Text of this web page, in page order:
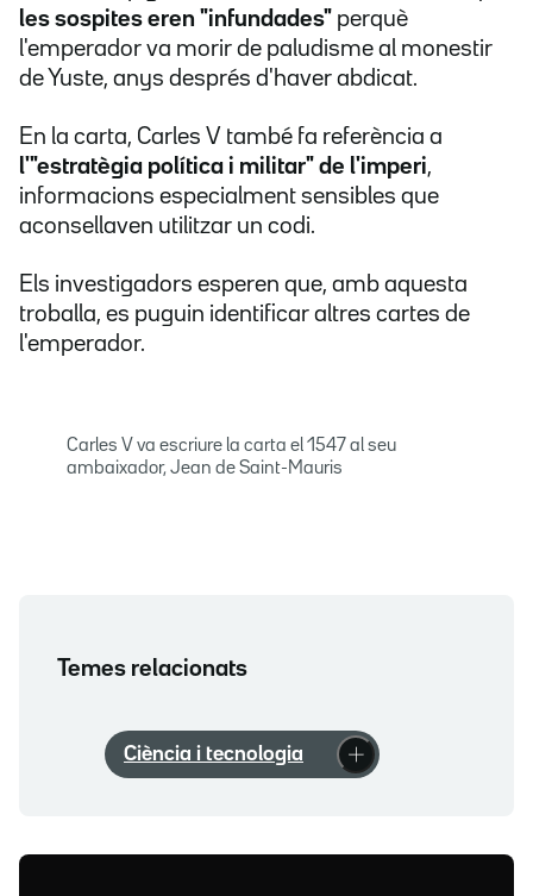
les sospites eren "infundades" perquè
l'emperador va morir de paludisme al monestir
de Yuste, anys després d'haver abdicat.
En la carta, Carles V també fa referència a
l'"estratègia política i militar" de l'imperi,
informacions especialment sensibles que
aconsellaven utilitzar un codi.
Els investigadors esperen que, amb aquesta
troballa, es puguin identificar altres cartes de
l'emperador.
Carles V va escriure la carta el 1547 al seu
ambaixador, Jean de Saint-Mauris
Temes relacionats
Ciència i tecnologia